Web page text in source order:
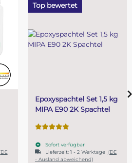
1,5 kg
Top bewertet
PUR (Resin) 4
Gießharz SKresin
Sofort verfügbar